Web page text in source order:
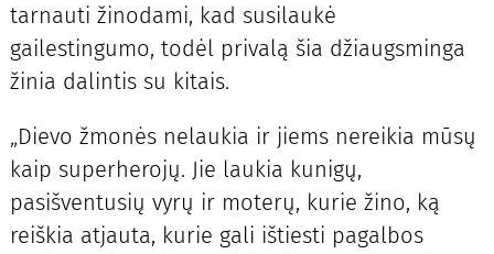
tarnauti žinodami, kad susilaukė
gailestingumo, todėl privalą šia džiaugsminga
žinia dalintis su kitais.
„Dievo žmonės nelaukia ir jiems nereikia mūsų
kaip superherojų. Jie laukia kunigų,
pasišventusių vyrų ir moterų, kurie žino, ką
reiškia atjauta, kurie gali ištiesti pagalbos